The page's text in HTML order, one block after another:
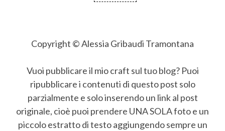
Copyright © Alessia Gribaudi Tramontana
Vuoi pubblicare il mio craft sul tuo blog? Puoi
ripubblicare i contenuti di questo post solo
parzialmente e solo inserendo un link al post
originale, cioè puoi prendere UNA SOLA foto e un
piccolo estratto di testo aggiungendo sempre un